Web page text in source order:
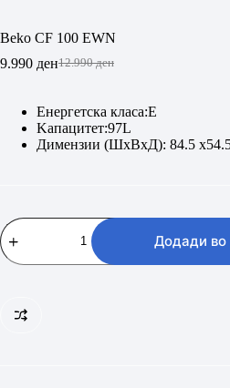
Beko CF 100 EWN
12.990ден
Original
12.990 ден.
9.990 денCurrent
9.990 ден.
Енергетска класа:Е
Kапацитет:97L
Димензии (ШxВxД): 84.5
Beko
CF
100
Додади во